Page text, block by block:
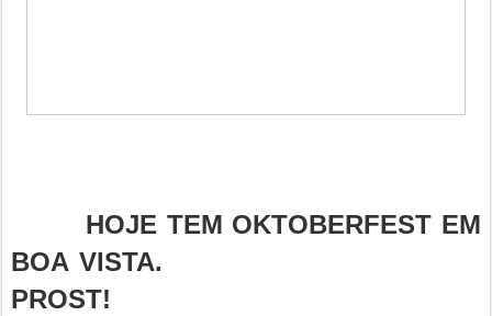
HOJE TEM OKTOBERFEST EM
BOA VISTA.
PROST!